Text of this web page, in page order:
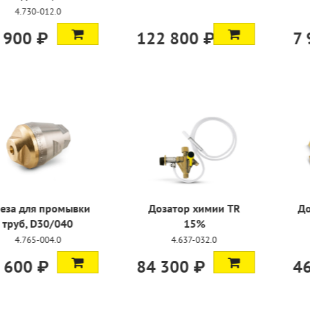
012.0
122 800 ₽ 7 950
промывки
040
004.0
Дозатор химии TR
4.637-032.0
84 300 ₽
Дозатор
46